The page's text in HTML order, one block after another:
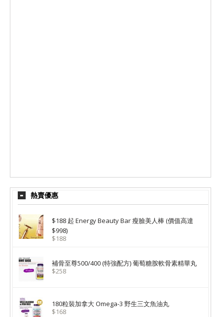
熱賣優惠
$188 起 Energy Beauty Bar 瘦臉美人棒 (價值高達
$998)
$188
補骨至尊500/400 (特強配方) 葡萄糖胺軟骨素精華丸
$258
180粒裝加拿大 Omega-3 野生三文魚油丸
$168